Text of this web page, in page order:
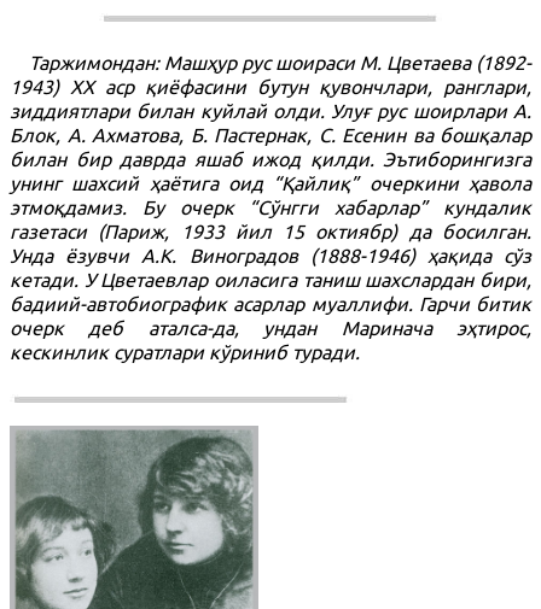
Таржимондан: Машҳур рус шоираси М. Цветаева (1892-
1943) ХХ аср қиёфасини бутун қувончлари, ранглари,
зиддиятлари билан куйлай олди. Улуғ рус шоирлари А.
Блок, А. Ахматова, Б. Пастернак, С. Есенин ва бошқалар
билан бир даврда яшаб ижод қилди. Эътиборингизга
унинг шахсий ҳаётига оид “Қайлиқ” очеркини ҳавола
этмоқдамиз. Бу очерк “Сўнгги хабарлар” кундалик
газетаси (Париж, 1933 йил 15 октиябр) да босилган.
Унда ёзувчи А.К. Виноградов (1888-1946) ҳақида сўз
кетади. У Цветаевлар оиласига таниш шахслардан бири,
бадиий-автобиографик асарлар муаллифи. Гарчи битик
очерк деб аталса-да, ундан Маринача эҳтирос,
кескинлик суратлари кўриниб туради.